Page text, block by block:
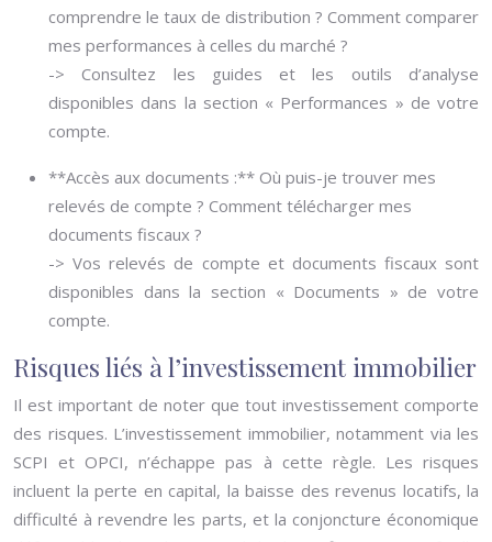
comprendre le taux de distribution ? Comment comparer
mes performances à celles du marché ?
-> Consultez les guides et les outils d’analyse
disponibles dans la section « Performances » de votre
compte.
**Accès aux documents :** Où puis-je trouver mes
relevés de compte ? Comment télécharger mes
documents fiscaux ?
-> Vos relevés de compte et documents fiscaux sont
disponibles dans la section « Documents » de votre
compte.
Risques liés à l’investissement immobilier
Il est important de noter que tout investissement comporte
des risques. L’investissement immobilier, notamment via les
SCPI et OPCI, n’échappe pas à cette règle. Les risques
incluent la perte en capital, la baisse des revenus locatifs, la
difficulté à revendre les parts, et la conjoncture économique